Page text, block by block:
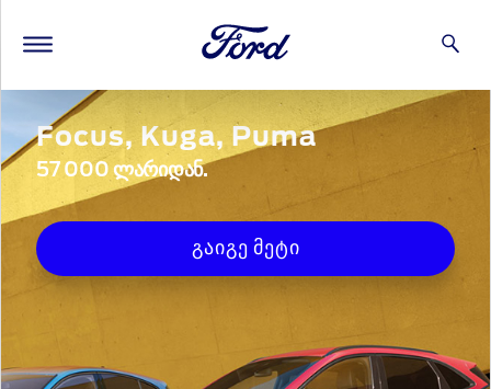
Focus, Kuga, Puma
57 000 ᲚᲐᲠᲘᲓᲐᲜ.
გაიგე მეტი